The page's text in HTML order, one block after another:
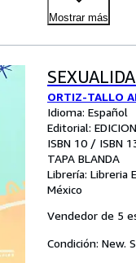
Mostrar más
ORTIZ-TALLO
Idioma: Español
Editorial:
ISBN 10 / ISBN
TAPA BLANDA
Librería: Libreria
México
Vendedor de 5
Condición: New.